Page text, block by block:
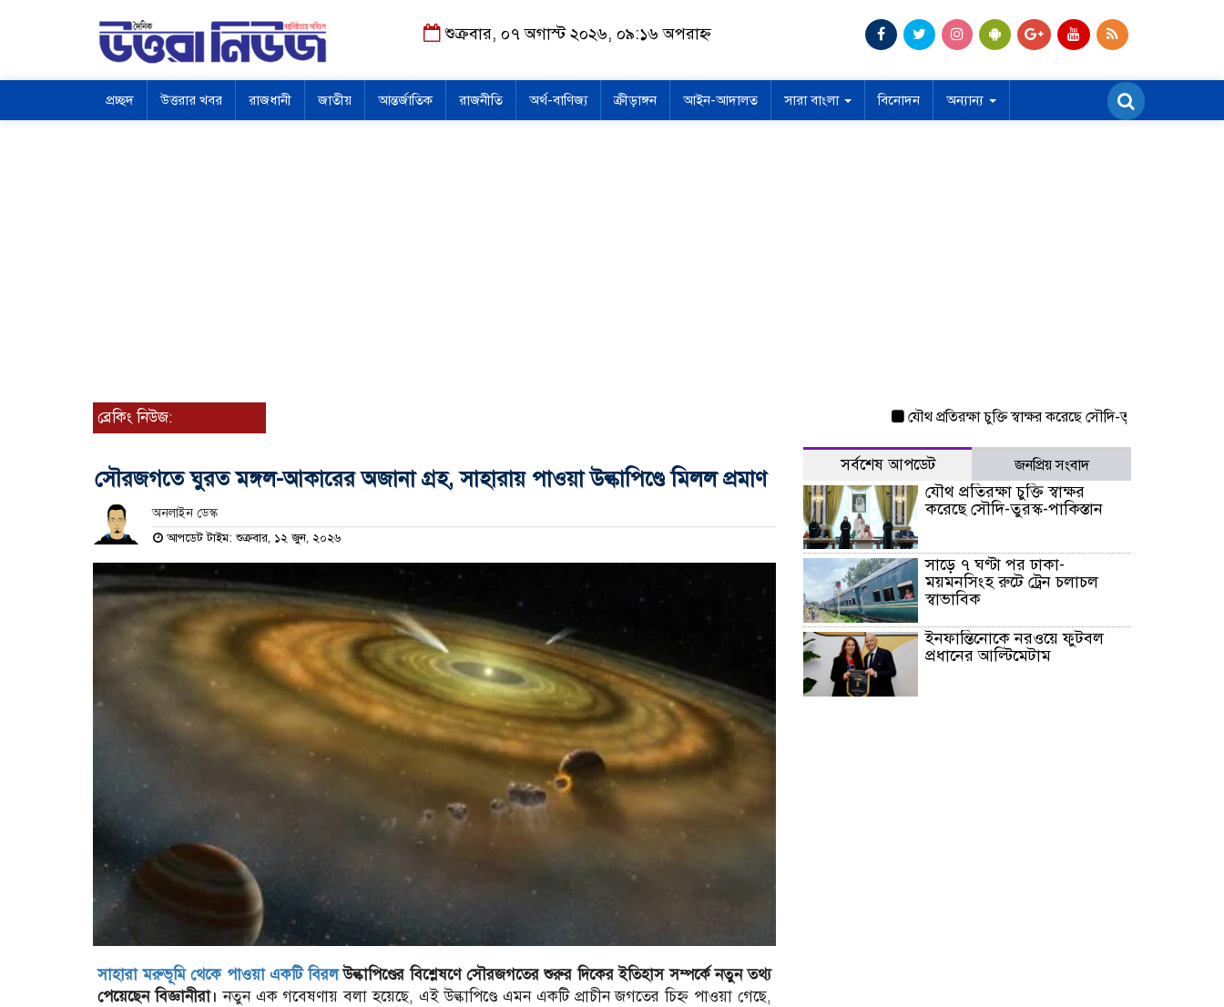
শুক্রবার, ০৭ অগাস্ট ২০২৬, ০৯:১৬ অপরাহ্ন
প্রচ্ছদ উত্তরার খবর রাজধানী জাতীয় আন্তর্জাতিক রাজনীতি অর্থ-বাণিজ্য ক্রীড়াঙ্গন আইন-আদালত সারা বাংলা বিনোদন অন্যান্য
ব্রেকিং নিউজ: যৌথ প্রতিরক্ষা চুক্তি স্বাক্ষর করেছে সৌদি-তুরস্ক-পাকিস্তান
সৌরজগতে ঘুরত মঙ্গল-আকারের অজানা গ্রহ, সাহারায় পাওয়া উল্কাপিণ্ডে মিলল প্রমাণ
অনলাইন ডেস্ক
আপডেট টাইম: শুক্রবার, ১২ জুন, ২০২৬
সাহারা মরুভূমি থেকে পাওয়া একটি বিরলউল্কাপিণ্ডের বিশ্লেষণে সৌরজগতের শুরুর দিকের ইতিহাস সম্পর্কে নতুন তথ্য
পেয়েছেন বিজ্ঞানীরা। নতুন এক গবেষণায় বলা হয়েছে, এই উল্কাপিণ্ডে এমন একটি প্রাচীন জগতের চিহ্ন পাওয়া গেছে,
সর্বশেষ আপডেট জনপ্রিয় সংবাদ
যৌথ প্রতিরক্ষা চুক্তি স্বাক্ষর
করেছে সৌদি-তুরস্ক-পাকিস্তান
সাড়ে ৭ ঘণ্টা পর ঢাকা-
ময়মনসিংহ রুটে ট্রেন চলাচল
স্বাভাবিক
ইনফান্তিনোকে নরওয়ে ফুটবল
প্রধানের আল্টিমেটাম